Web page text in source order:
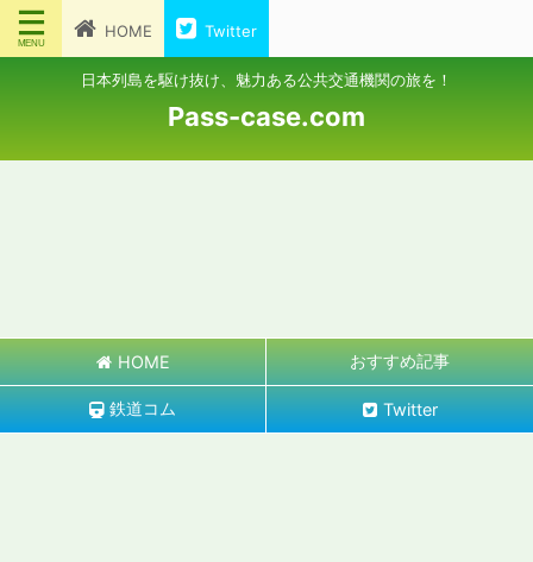
HOME Twitter
日本列島を駆け抜け、魅力ある公共交通機関の旅を！
Pass-case.com
HOME おすすめ記事
鉄道コム Twitter